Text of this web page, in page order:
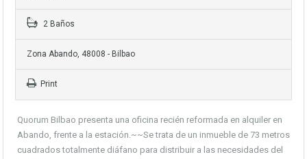
2 Baños
Zona Abando, 48008 - Bilbao
Print
Quorum Bilbao presenta una oficina recién reformada en alquiler en
Abando, frente a la estación.~~Se trata de un inmueble de 73 metros
cuadrados totalmente diáfano para distribuir a las necesidades del